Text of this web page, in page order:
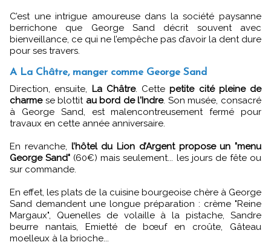
C’est une intrigue amoureuse dans la société paysanne
berrichone que George Sand décrit souvent avec
bienveillance, ce qui ne l’empêche pas d’avoir la dent dure
pour ses travers.
A La Châtre, manger comme George Sand
Direction, ensuite, La Châtre. Cettepetite cité pleine de
charmese blottit au bord de l'Indre. Son musée, consacré
à George Sand, est malencontreusement fermé pour
travaux en cette année anniversaire.
En revanche, l’hôtel du Lion d’Argent propose un "menu
George Sand" (60€) mais seulement... les jours de fête ou
sur commande.
En effet, les plats de la cuisine bourgeoise chère à George
Sand demandent une longue préparation : crème "Reine
Margaux", Quenelles de volaille à la pistache, Sandre
beurre nantais, Emietté de bœuf en croûte, Gâteau
moelleux à la brioche...